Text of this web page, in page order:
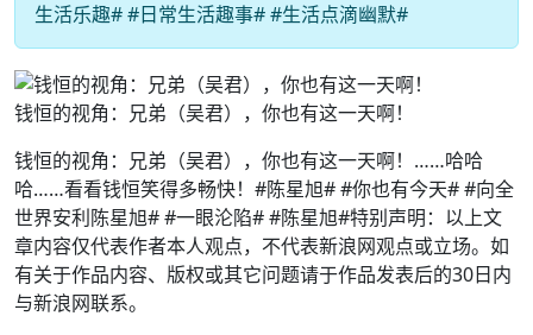
生活乐趣# #日常生活趣事# #生活点滴幽默#
钱恒的视角：兄弟（吴君），你也有这一天啊！
钱恒的视角：兄弟（吴君），你也有这一天啊！……哈哈
哈……看看钱恒笑得多畅快！#陈星旭# #你也有今天# #向全
世界安利陈星旭# #一眼沦陷# #陈星旭#特别声明：以上文
章内容仅代表作者本人观点，不代表新浪网观点或立场。如
有关于作品内容、版权或其它问题请于作品发表后的30日内
与新浪网联系。